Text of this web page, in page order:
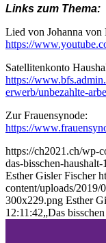
Links zum Thema:
Lied von Johanna von
https://
Satellitenkonto
https://
erwerb/unbezahlte-
Zur Frauensynode:
https://
https://ch2021.ch/wp-
das-bisschen-
Esther Gisler Fischer
content/uploads/2019/
300x229.png Esther
12:11:42„Das